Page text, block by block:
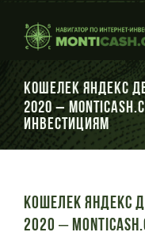
content
Кошелек Яндекс
2020 –
инвестициям
Кошелек Яндекс
2020 –